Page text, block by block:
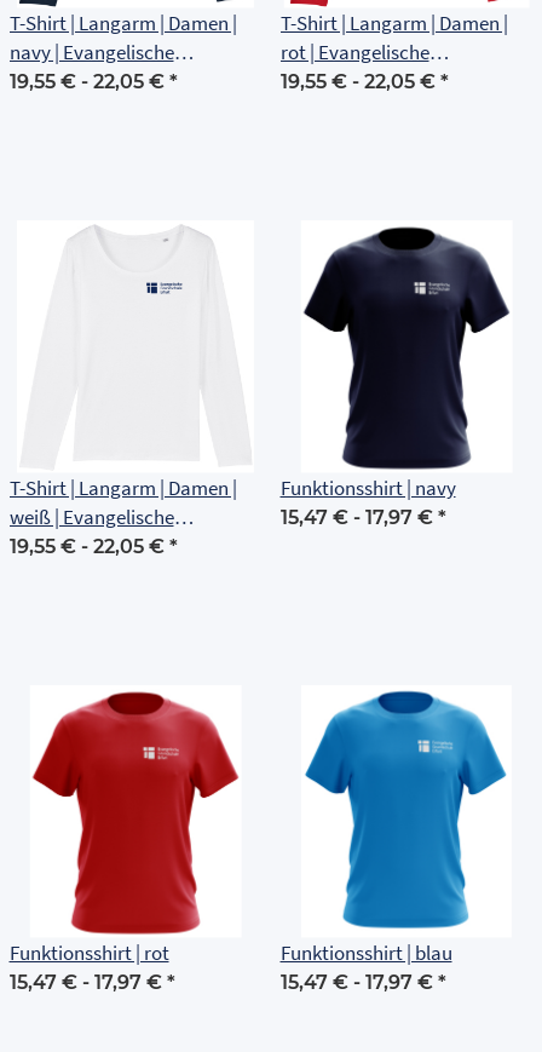
T-Shirt | Langarm | Damen |
navy | Evangelische
Grundschule Erfurt
19,55 € - 22,05 € *
T-Shirt | Langarm | Damen |
rot | Evangelische
Grundschule Erfurt
19,55 € - 22,05 € *
T-Shirt | Langarm | Damen |
weiß | Evangelische
Grundschule Erfurt
19,55 € - 22,05 € *
Funktionsshirt | navy
15,47 € - 17,97 € *
Funktionsshirt | rot
15,47 € - 17,97 € *
Funktionsshirt | blau
15,47 € - 17,97 € *